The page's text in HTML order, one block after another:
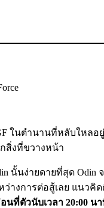
ในตำนานที่หลับใหลอ
กสิ่งที่ขวางหน้า
นั้นง่ายดายที่สุด Odin
ว่างการต่อสู้เลย แนวคิ
นที่ตัวนับเวลา 20:00 น